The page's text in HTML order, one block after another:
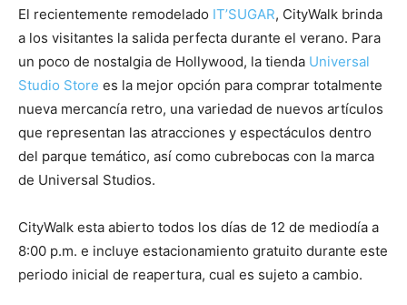
El recientemente remodelado IT’SUGAR, CityWalk brinda
a los visitantes la salida perfecta durante el verano. Para
un poco de nostalgia de Hollywood, la tienda Universal
Studio Store es la mejor opción para comprar totalmente
nueva mercancía retro, una variedad de nuevos artículos
que representan las atracciones y espectáculos dentro
del parque temático, así como cubrebocas con la marca
de Universal Studios.
CityWalk esta abierto todos los días de 12 de mediodía a
8:00 p.m. e incluye estacionamiento gratuito durante este
periodo inicial de reapertura, cual es sujeto a cambio.